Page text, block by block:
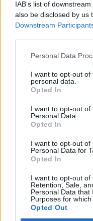
IAB’s list of
also be disclosed by us
Downstream
Personal Data
I want to opt-out
personal data.
Opted In
I want to opt-out of
Personal Data.
Opted In
I want to opt-out of
Personal Data for
Opted In
I want to opt-out of
Retention, Sale,
Personal Data that
Purposes for which
Opted Out